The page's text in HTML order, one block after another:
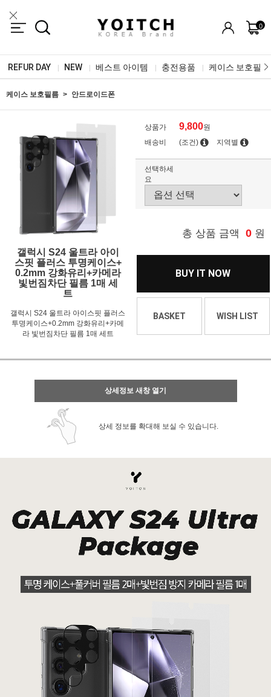
0
REFUR DAY NEW 베스트 아이템 충전용품 케이스 보호필름
케이스 보호필름 안드로이드폰
갤럭시 S24 울트라 아이
스핏 플러스 투명케이스+
0.2mm 강화유리+카메라
빛번짐차단 필름 1매 세
트
갤럭시 S24 울트라 아이스핏 플러스
투명케이스+0.2mm 강화유리+카메
라 빛번짐차단 필름 1매 세트
상품가 9,800원
배송비
(조건) 지역별
선택하세
요
총 상품 금액 0 원
BUY IT NOW
BASKET WISH LIST
상세정보 새창 열기
상세 정보를 확대해 보실 수 있습니다.